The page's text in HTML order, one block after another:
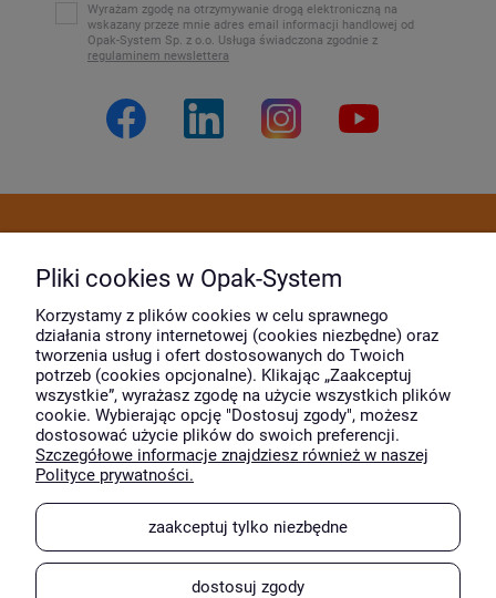
Wyrażam zgodę na otrzymywanie drogą elektroniczną na
wskazany przeze mnie adres email informacji handlowej od
Opak-System Sp. z o.o. Usługa świadczona zgodnie z
regulaminem newslettera
Moje konto
O firmie
Wyróżnili nas
Pliki cookies w Opak-System
Korzystamy z plików cookies w celu sprawnego
działania strony internetowej (cookies niezbędne) oraz
tworzenia usług i ofert dostosowanych do Twoich
potrzeb (cookies opcjonalne). Klikając „Zaakceptuj
wszystkie”, wyrażasz zgodę na użycie wszystkich plików
cookie. Wybierając opcję "Dostosuj zgody", możesz
dostosować użycie plików do swoich preferencji.
Szczegółowe informacje znajdziesz również w naszej
Polityce prywatności.
zaakceptuj tylko niezbędne
dostosuj zgody